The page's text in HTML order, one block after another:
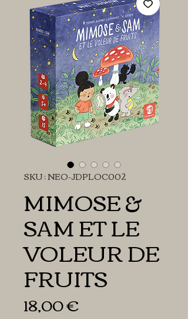
SKU : NEO-JDPLOC002
MIMOSE &
SAM ET LE
VOLEUR DE
FRUITS
18,00 €Prix